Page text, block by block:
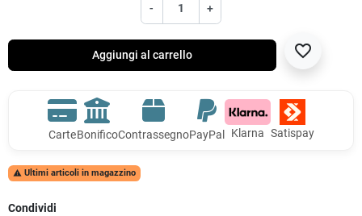
- +
Aggiungi al carrello favorite_border
CarteBonificoContrassegnoPayPal Klarna Satispay
 Ultimi articoli in magazzino
Condividi